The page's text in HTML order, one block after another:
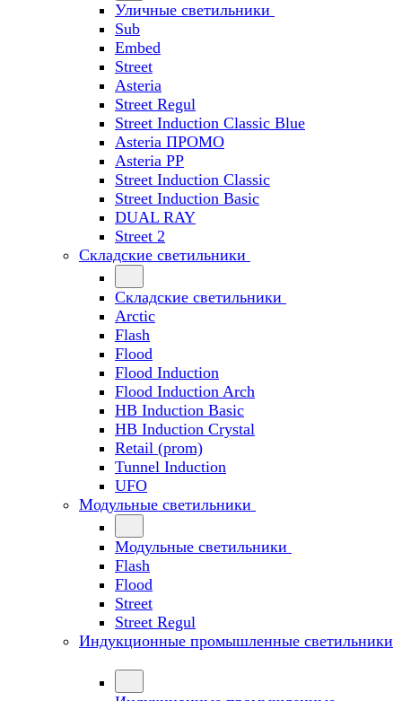
Уличные светильники
Sub
Embed
Street
Asteria
Street Regul
Street Induction Classic Blue
Asteria ПРОМО
Asteria PP
Street Induction Classic
Street Induction Basic
DUAL RAY
Street 2
Складские светильники
Складские светильники
Arctic
Flash
Flood
Flood Induction
Flood Induction Arch
HB Induction Basic
HB Induction Crystal
Retail (prom)
Tunnel Induction
UFO
Модульные светильники
Модульные светильники
Flash
Flood
Street
Street Regul
Индукционные промышленные светильники